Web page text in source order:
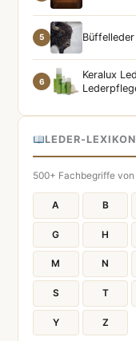
5 Büffelleder
6
Keralux
LEDER-LEXIKON
500+ Fachbegriffe von
A B
G H
M N
S T
Y Z